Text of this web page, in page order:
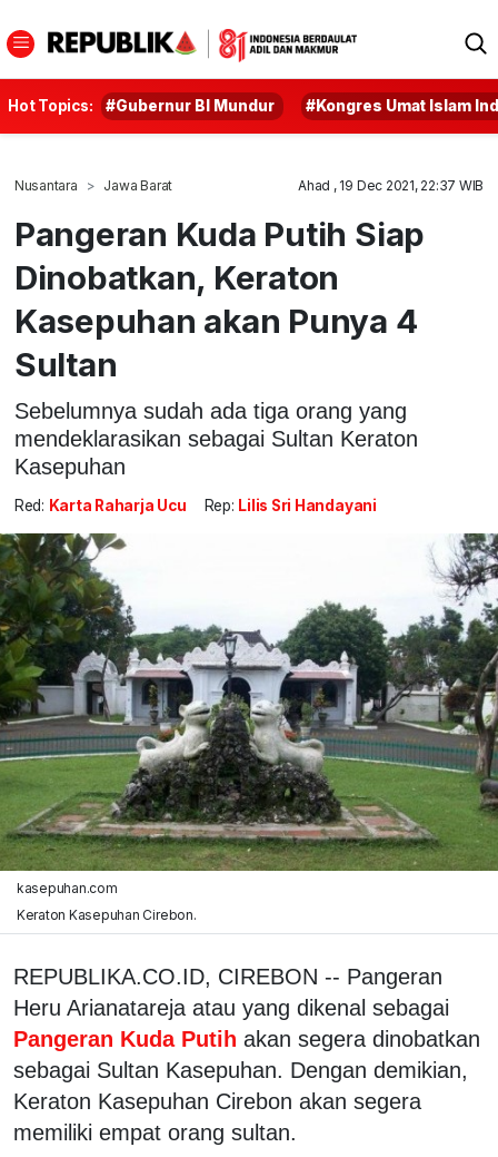
Hot Topics: #Gubernur BI Mundur #Kongres Umat Islam
Nusantara Jawa Barat Ahad , 19 Dec 2021, 22:37 WIB
Pangeran Kuda Putih Siap
Dinobatkan, Keraton
Kasepuhan akan Punya 4
Sultan
Sebelumnya sudah ada tiga orang yang
mendeklarasikan sebagai Sultan Keraton
Kasepuhan
Red: Karta Raharja Ucu Rep: Lilis Sri Handayani
kasepuhan.com
Keraton Kasepuhan Cirebon.
REPUBLIKA.CO.ID, CIREBON -- Pangeran
Heru Arianatareja atau yang dikenal sebagai
Pangeran Kuda Putih akan segera dinobatkan
sebagai Sultan Kasepuhan. Dengan demikian,
Keraton Kasepuhan Cirebon akan segera
memiliki empat orang sultan.